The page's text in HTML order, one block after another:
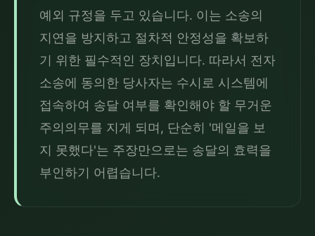
예외 규정을 두고 있습니다. 이는 소송의
지연을 방지하고 절차적 안정성을 확보하
기 위한 필수적인 장치입니다. 따라서 전자
소송에 동의한 당사자는 수시로 시스템에
접속하여 송달 여부를 확인해야 할 무거운
주의의무를 지게 되며, 단순히 '메일을 보
지 못했다'는 주장만으로는 송달의 효력을
부인하기 어렵습니다.